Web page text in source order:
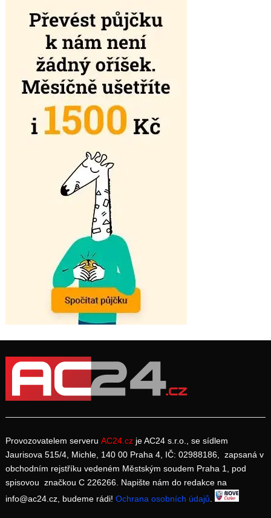
Provozovatelem serveru AC24.cz je AC24 s.r.o., se sídlem
Jaurisova 515/4, Michle, 140 00 Praha 4, IČ: 02988186, zapsaná v
obchodním rejstříku vedeném Městským soudem Praha 1, pod
spisovou značkou C 226266. Napište nám do redakce na
info@ac24.cz, budeme rádi! Ochrana osobních údajů.